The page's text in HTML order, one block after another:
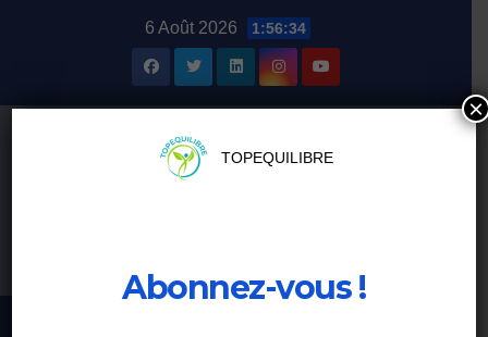
6 Août 2026 1:56:34
TOPEQUILIBRE
Abonnez-vous !
×